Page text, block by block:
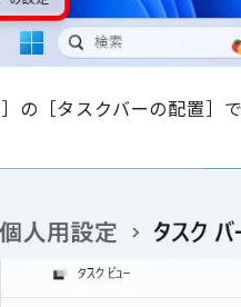
の［タスクバーの配置］